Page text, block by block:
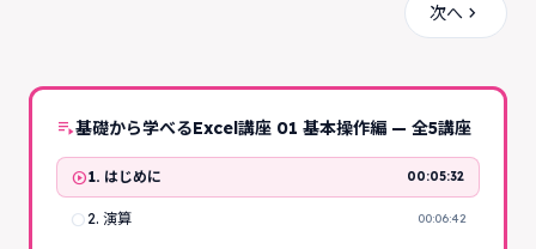
次へ chevron_right
playlist_play基礎から学べるExcel講座 01 基本操作編 — 全5講座
play_circle1. はじめに 00:05:32
radio_button_unchecked 2. 演算 00:06:42